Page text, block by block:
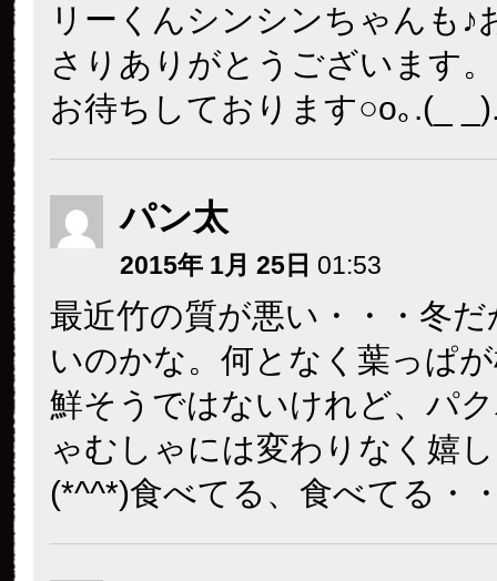
リーくんシンシンちゃんも♪
さりありがとうございます
お待ちしております○o｡.(_
パン太
2015年 1月 25日 01:53
最近竹の質が悪い・・・冬
いのかな。何となく葉っぱ
鮮そうではないけれど、パ
ゃむしゃには変わりなく嬉
(*^^*)食べてる、食べてる・